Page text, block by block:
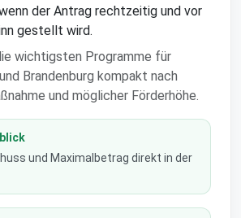
der Antrag rechtzeitig und vor
gestellt wird.
wichtigsten Programme für
Brandenburg kompakt nach
und möglicher Förderhöhe.
und Maximalbetrag direkt in der